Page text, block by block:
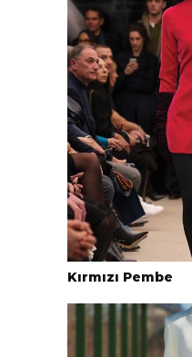
Kırmızı Pembe